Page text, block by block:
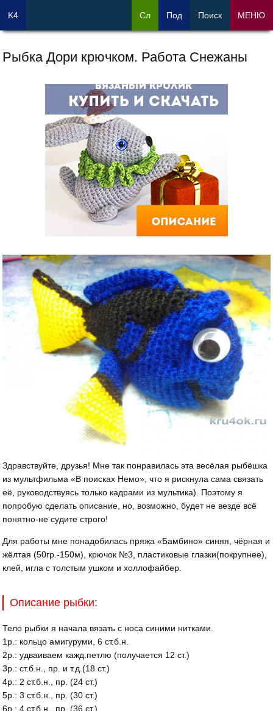
Рыбка Дори крючком. Работа Снежаны
Здравствуйте, друзья! Мне так понравилась эта весёлая рыбёшка
из мультфильма «В поисках Немо», что я рискнула сама связать
её, руководствуясь только кадрами из мультика). Поэтому я
попробую сделать описание, но, возможно, будет не везде всё
понятно-не судите строго!
Для работы мне понадобилась пряжа «Бамбино» синяя, чёрная и
жёлтая (50гр.-150м), крючок №3, пластиковые глазки(покрупнее),
клей, игла с толстым ушком и холлофайбер.
Описание рыбки:
Тело рыбки я начала вязать с носа синими нитками.
1р.: кольцо амигуруми, 6 ст.б.н.
2р.: удваиваем кажд.петлю (получается 12 ст.)
3р.: ст.б.н., пр. и т.д.(18 ст.)
4р.: 2 ст.б.н., пр. (24 ст.)
5р.: 3 ст.б.н., пр. (30 ст.)
6р.: 4 ст.б.н., пр. (36 ст.)
K4 Сл Под Поиск МЕНЮ